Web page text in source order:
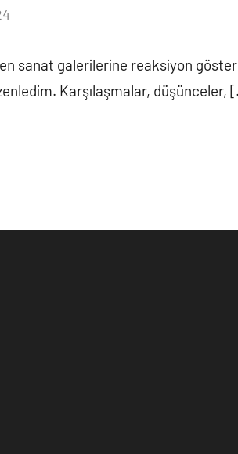
sanat galerilerine reaksiyon
Karşılaşmalar, düşünceler,